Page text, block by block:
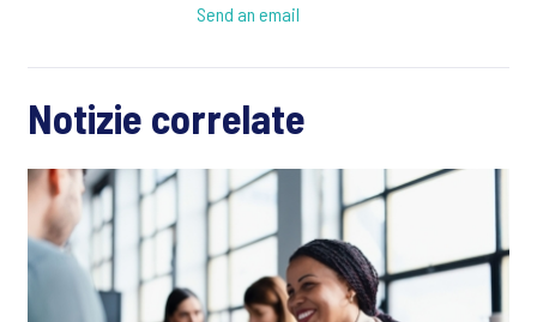
Send an email
Notizie correlate